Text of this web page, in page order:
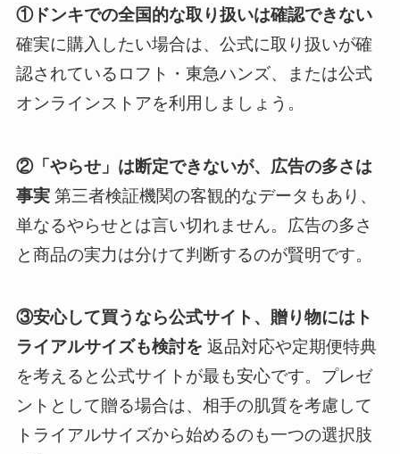
①ドンキでの全国的な取り扱いは確認できない
確実に購入したい場合は、公式に取り扱いが確
認されているロフト・東急ハンズ、または公式
オンラインストアを利用しましょう。
②「やらせ」は断定できないが、広告の多さは
事実第三者検証機関の客観的なデータもあり、
単なるやらせとは言い切れません。広告の多さ
と商品の実力は分けて判断するのが賢明です。
③安心して買うなら公式サイト、贈り物にはト
ライアルサイズも検討を 返品対応や定期便特典
を考えると公式サイトが最も安心です。プレゼ
ントとして贈る場合は、相手の肌質を考慮して
トライアルサイズから始めるのも一つの選択肢